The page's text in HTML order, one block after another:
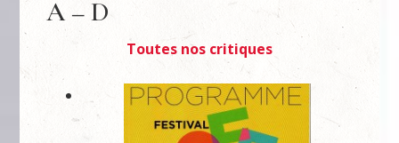
A – D
Toutes nos critiques